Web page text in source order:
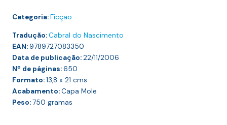
Categoria:Ficção
Tradução:Cabral do Nascimento
EAN:9789727083350
Data de publicação:22/11/2006
Nº de páginas:650
Formato:13,8 x 21 cms
Acabamento:Capa Mole
Peso:750 gramas